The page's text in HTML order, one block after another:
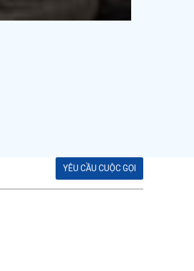
YÊU CẦU CUỘC GỌI